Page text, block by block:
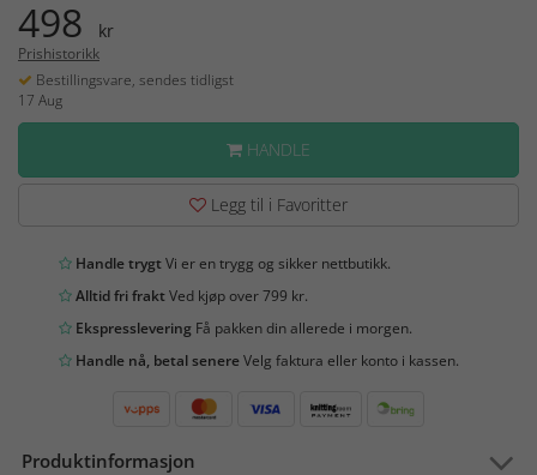
498 kr
Prishistorikk
Bestillingsvare, sendes tidligst
17 Aug
HANDLE
Legg til i Favoritter
Handle trygtVi er en trygg og sikker nettbutikk.
Alltid fri fraktVed kjøp over 799 kr.
Ekspresslevering Få pakken din allerede i morgen.
Handle nå, betal senereVelg faktura eller konto i kassen.
Produktinformasjon